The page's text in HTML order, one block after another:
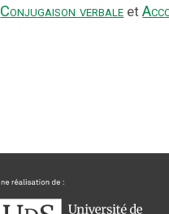
Conjugaison verbale et